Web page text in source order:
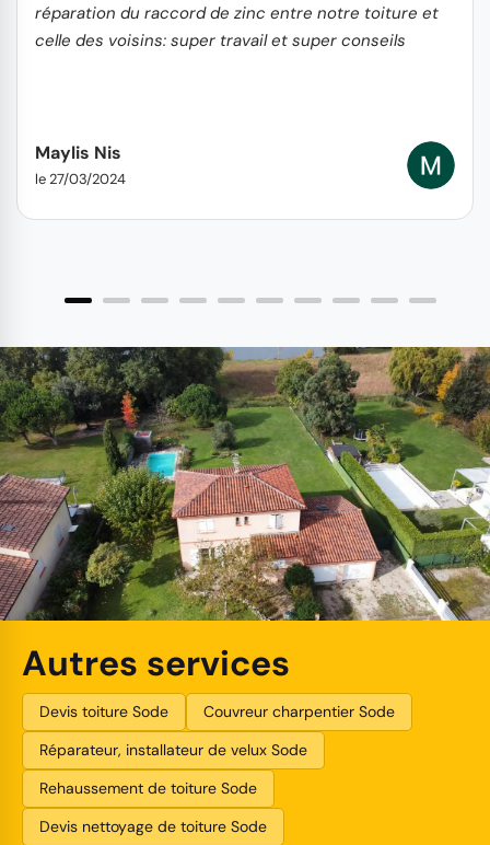
réparation du raccord de zinc entre notre toiture et
celle des voisins: super travail et super conseils
Maylis Nis
le 27/03/2024
Autres services
Devis toiture Sode
Couvreur charpentier Sode
Réparateur, installateur de velux Sode
Rehaussement de toiture Sode
Devis nettoyage de toiture Sode